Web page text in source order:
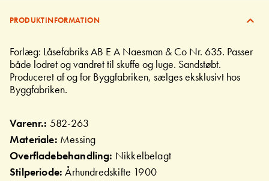
PRODUKTINFORMATION
Forlæg: Låsefabriks AB E A Naesman & Co Nr. 635. Passer
både lodret og vandret til skuffe og luge. Sandstøbt.
Produceret af og for Byggfabriken, sælges eksklusivt hos
Byggfabriken.
Varenr.: 582-263
Materiale: Messing
Overfladebehandling: Nikkelbelagt
Stilperiode:Århundredskifte 1900